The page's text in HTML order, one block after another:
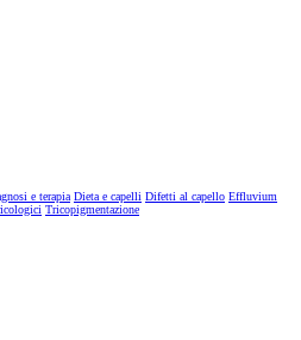
e terapia Dieta e capelli Difetti al capello Effluvium
Tricopigmentazione